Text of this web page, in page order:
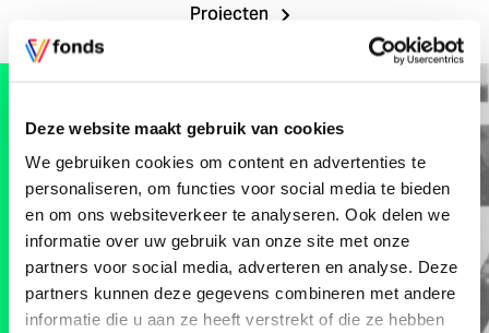
Deze website maakt gebruik van cookies
We gebruiken cookies om content en advertenties te
personaliseren, om functies voor social media te bieden
en om ons websiteverkeer te analyseren. Ook delen we
informatie over uw gebruik van onze site met onze
partners voor social media, adverteren en analyse. Deze
partners kunnen deze gegevens combineren met andere
informatie die u aan ze heeft verstrekt of die ze hebben
Projecten
2023